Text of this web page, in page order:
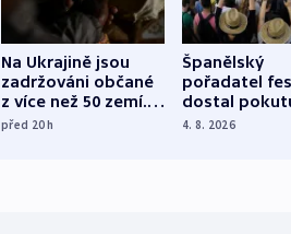
Na Ukrajině jsou
zadržováni občané
z více než 50 zemí.
Bojovali na straně
před 20h
Španělský
pořadatel
dostal
nekalé
4. 8. 2026